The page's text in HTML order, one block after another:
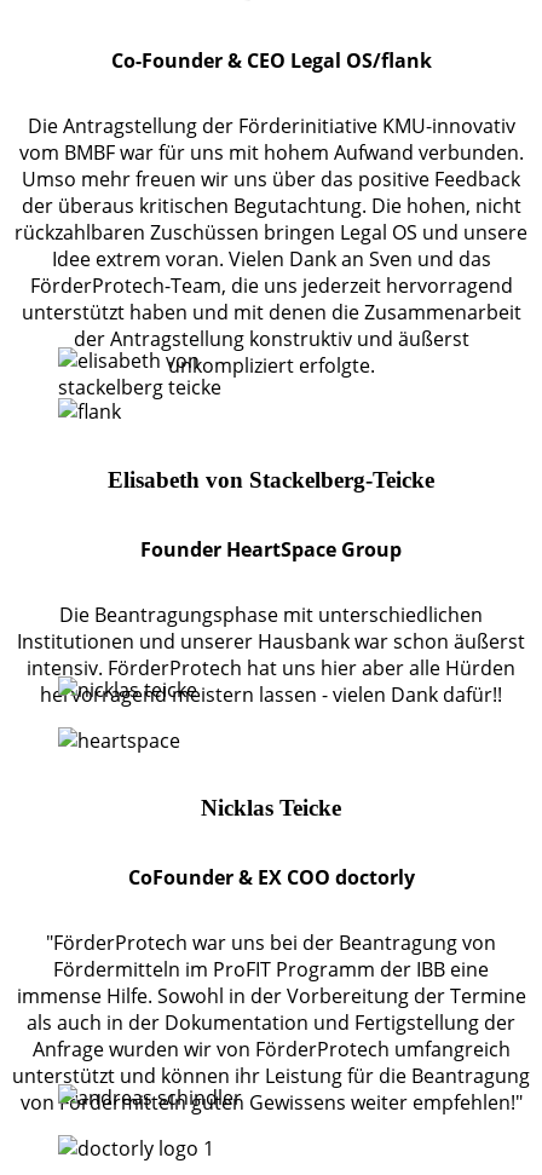
Co-Founder & CEO Legal OS/flank
Die Antragstellung der Förderinitiative KMU-innovativ
vom BMBF war für uns mit hohem Aufwand verbunden.
Umso mehr freuen wir uns über das positive Feedback
der überaus kritischen Begutachtung. Die hohen, nicht
rückzahlbaren Zuschüssen bringen Legal OS und unsere
Idee extrem voran. Vielen Dank an Sven und das
FörderProtech-Team, die uns jederzeit hervorragend
unterstützt haben und mit denen die Zusammenarbeit
der Antragstellung konstruktiv und äußerst
unkompliziert erfolgte.
Elisabeth von Stackelberg-Teicke
Founder HeartSpace Group
Die Beantragungsphase mit unterschiedlichen
Institutionen und unserer Hausbank war schon äußerst
intensiv. FörderProtech hat uns hier aber alle Hürden
hervorragend meistern lassen - vielen Dank dafür!!
Nicklas Teicke
CoFounder & EX COO doctorly
"FörderProtech war uns bei der Beantragung von
Fördermitteln im ProFIT Programm der IBB eine
immense Hilfe. Sowohl in der Vorbereitung der Termine
als auch in der Dokumentation und Fertigstellung der
Anfrage wurden wir von FörderProtech umfangreich
unterstützt und können ihr Leistung für die Beantragung
von Fördermitteln guten Gewissens weiter empfehlen!"